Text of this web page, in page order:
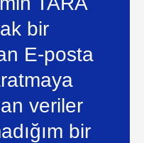
bir
E-posta
veriler
bir